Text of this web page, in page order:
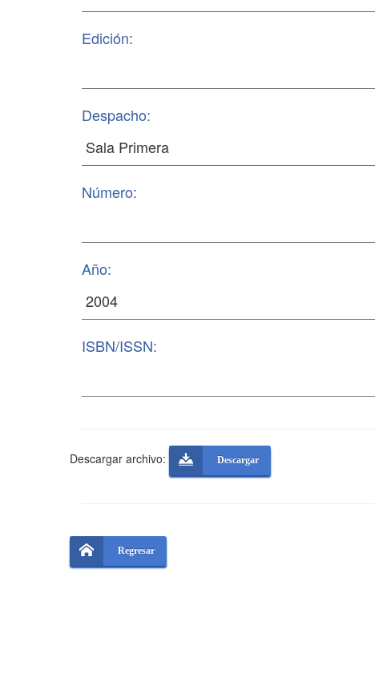
Edición:
Despacho:
Número:
Año:
ISBN/ISSN:
Descargar archivo: Descargar
Regresar